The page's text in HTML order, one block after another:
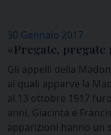
30 Gennaio 2017
«Pregate, pregate
Gli appelli della
ai quali apparve la
al 13 ottobre 1917
anni, Giacinta e
apparizioni hanno un